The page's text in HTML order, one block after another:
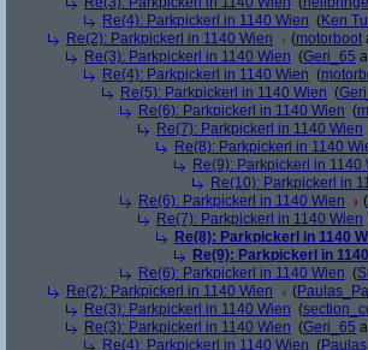
Re(4): Parkpickerl in 1140 Wien (Ken
Re(2): Parkpickerl in 1140 Wien
(motorboot
Re(3): Parkpickerl in 1140 Wien (Geri_65
Re(4): Parkpickerl in 1140 Wien (
Re(5): Parkpickerl in 1140 Wien (
Re(6): Parkpickerl in 1140 Wien (
Re(7): Parkpickerl in 1140 Wien
Re(8): Parkpickerl in 1140
Re(9): Parkpickerl in 1140
Re(10): Parkpickerl in
Re(6): Parkpickerl in 1140 Wien
(
Re(7): Parkpickerl in 1140 Wien
Re(8): Parkpickerl in 1140
Re(9): Parkpickerl in
Re(6): Parkpickerl in 1140 Wien (
Re(2): Parkpickerl in 1140 Wien
(
Re(3): Parkpickerl in 1140 Wien (
Re(3): Parkpickerl in 1140 Wien (Geri_65
Re(4): Parkpickerl in 1140 Wien (